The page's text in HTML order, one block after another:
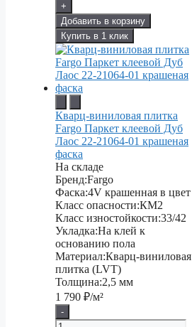
+
Добавить в корзину
Купить в 1 клик
Кварц-виниловая плитка
Fargo Паркет клеевой Дуб
Лаос 22-21064-01 крашеная
фаска
На складе
Бренд:Fargo
Фаска:4V крашенная в цвет
Класс опасности:КМ2
Класс изностойкости:33/42
Укладка:На клей к
основанию пола
Материал:Кварц-виниловая
плитка (LVT)
Толщина:2,5 мм
1 790 ₽/м²
-